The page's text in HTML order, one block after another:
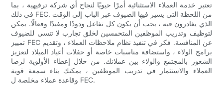
تعتبر خدمة العملاء الاستثنائية أمرًا حيويًا لنجاح أي شركة ترفيهية ، بما
في ذلك FEC. من اللحظة التي يسير فيها الضيوف عبر الباب إلى الوقت
الذي يغادرون فيه ، يجب أن يكون كل تفاعل ودودًا ومفيدًا وفعالًا. يمكن
لتوظيف وتدريب الموظفين المتحمسين لخلق تجارب لا تنسى للضيوف
تمييز FEC عن المنافسة. فكر في تنفيذ نظام ملاحظات العملاء ، وتقديم
برامج الولاء ، واستضافة مناسبات خاصة أو حفلات أعياد الميلاد لتعزيز
الشعور بالمجتمع والولاء بين عملائك. من خلال إعطاء الأولوية لرضا
العملاء والاستثمار في تدريب الموظفين ، يمكنك بناء سمعة قوية
وقاعدة عملاء مخلصة ل FEC.